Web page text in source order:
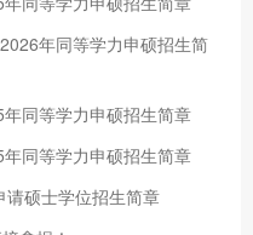
年同等学力申硕招生简
同等学力申硕招生简章
同等学力申硕招生简章
硕士学位招生简章